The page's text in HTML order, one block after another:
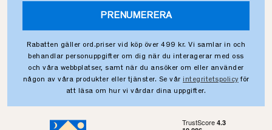
PRENUMERERA
Rabatten gäller ord.priser vid köp över 499 kr. Vi samlar in och
behandlar personuppgifter om dig när du interagerar med oss
och våra webbplatser, samt när du ansöker om eller använder
någon av våra produkter eller tjänster. Se vår integritetspolicy för
att läsa om hur vi vårdar dina uppgifter.